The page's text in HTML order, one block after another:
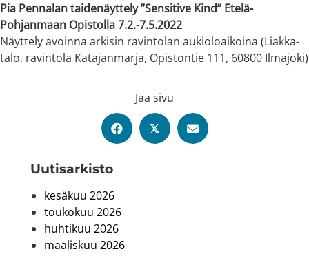
Uutis­arkisto
kesäkuu 2026
toukokuu 2026
huhtikuu 2026
maaliskuu 2026
Pia Pennalan taidenäyttely ”Sensitive Kind” Etelä-
Pohjanmaan Opistolla 7.2.-7.5.2022
Näyttely avoinna arkisin ravintolan aukioloaikoina (Liakka-
talo, ravintola Katajanmarja, Opistontie 111, 60800 Ilmajoki)
Jaa sivu
𝕏